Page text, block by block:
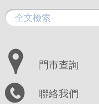
門市查詢
聯絡我們